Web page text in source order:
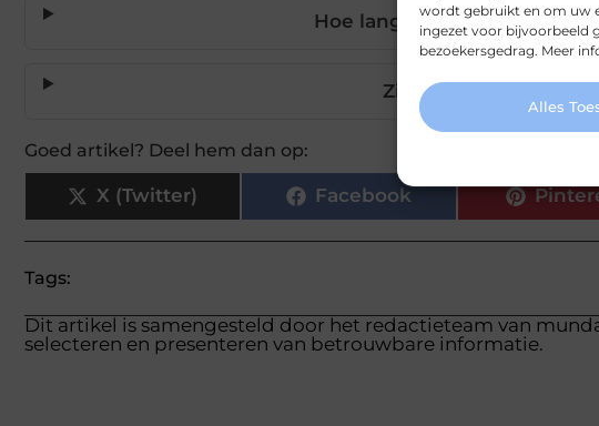
wordt gebruikt en om uw
ingezet voor bijvoorbeeld
bezoekersgedrag. Meer
Alles
Hoe lang gaan
Zijn houtsnippers
Goed artikel? Deel hem dan op:
X (Twitter) Facebook
Tags:
Dit artikel is samengesteld door het redactieteam van
selecteren en presenteren van betrouwbare informatie.